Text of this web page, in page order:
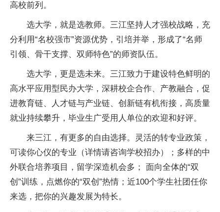
高校前列。
选大学，就是选教师。三江坚持人才强校战略，充
分利用“名校强市”资源优势，引培并举，形成了“名师
引领、骨干支撑、双师特色”的师资队伍。
选大学，更是选未来。三江致力于建设特色鲜明的
高水平应用型民办大学，深耕校企合作、产教融合，促
进教育链、人才链与产业链、创新链有机衔接，高质量
就业持续攀升，毕业生广受用人单位的欢迎和好评。
来三江，有更多的自由选择。灵活的转专业政策，
可读你心仪的专业（详情请咨询学校招办）；多样的中
外联合培养项目，留学深造机会多； 面向全体的“双
创”训练，点燃你的“双创”热情；近100个学生社团任你
来选，把你的兴趣发展为特长。